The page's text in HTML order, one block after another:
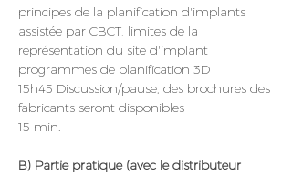
principes de la planification d'implants
assistée par CBCT, limites de la
représentation du site d'implant
programmes de planification 3D
15h45 Discussion/pause, des brochures des
fabricants seront disponibles
15 min.
B) Partie pratique (avec le distributeur